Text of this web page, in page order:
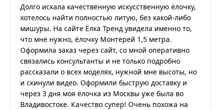
Долго искала качественную искусственную ёлочку,
хотелось найти полностью литую, без какой-либо
мишуры. На сайте Ёлка Тренд увидела именно то,
что мне нужно, ёлочку Монтерей 1,5 метра.
Оформила заказ через сайт, со мной оперативно
связались консультанты и не только подробно
рассказали о всех моделях, нужной мне высоты, но
и скинули видео. Оформили быструю доставку и
через 3 дня моя ёлочка из Москвы уже была во
Владивостоке. Качество супер! Очень похожа на